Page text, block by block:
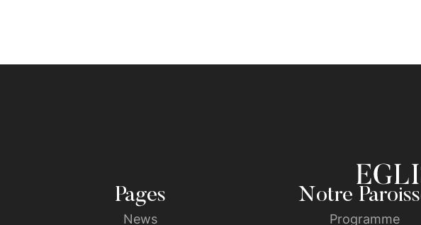
Pages
News
Notre
Programme